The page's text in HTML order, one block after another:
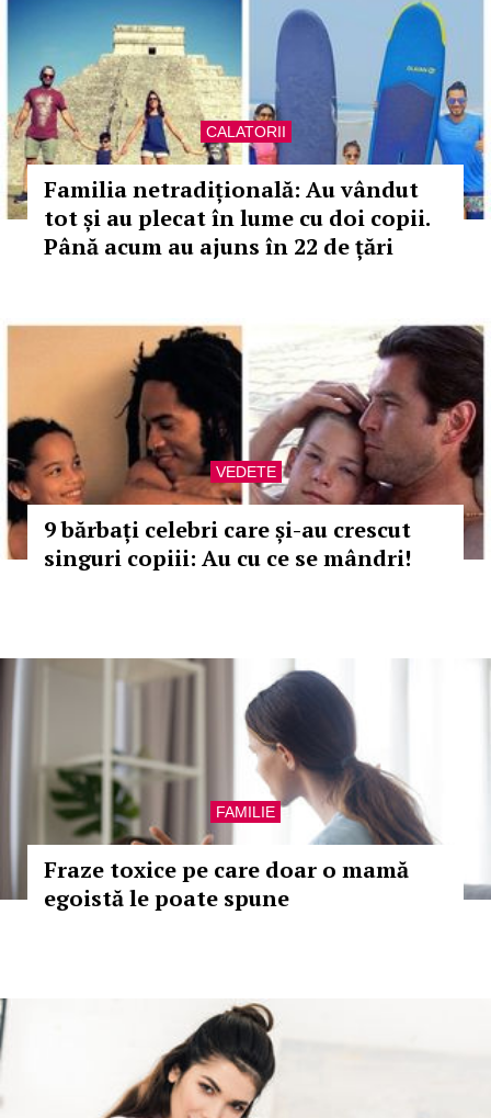
CALATORII
Familia netradițională: Au vândut
tot și au plecat în lume cu doi copii.
Până acum au ajuns în 22 de țări
VEDETE
9 bărbați celebri care și-au crescut
singuri copiii: Au cu ce se mândri!
FAMILIE
Fraze toxice pe care doar o mamă
egoistă le poate spune